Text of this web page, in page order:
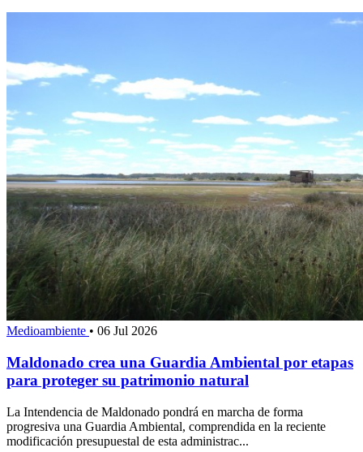
Medioambiente • 06 Jul 2026
Maldonado crea una Guardia Ambiental por etapas
para proteger su patrimonio natural
La Intendencia de Maldonado pondrá en marcha de forma
progresiva una Guardia Ambiental, comprendida en la reciente
modificación presupuestal de esta administrac...